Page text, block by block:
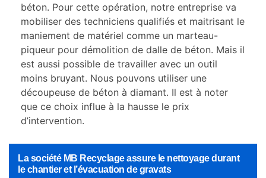
La société MB Recyclage assure le nettoyage durant
le chantier et l’évacuation de gravats
béton. Pour cette opération, notre entreprise va
mobiliser des techniciens qualifiés et maitrisant le
maniement de matériel comme un marteau-
piqueur pour démolition de dalle de béton. Mais il
est aussi possible de travailler avec un outil
moins bruyant. Nous pouvons utiliser une
découpeuse de béton à diamant. Il est à noter
que ce choix influe à la hausse le prix
d’intervention.